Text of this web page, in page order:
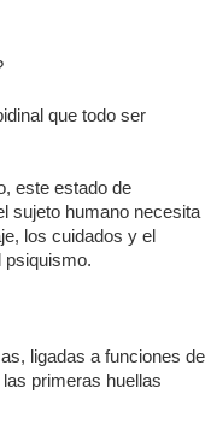
que todo ser
este estado de
sujeto humano necesita
los cuidados y el
psiquismo.
ligadas a funciones de
primeras huellas